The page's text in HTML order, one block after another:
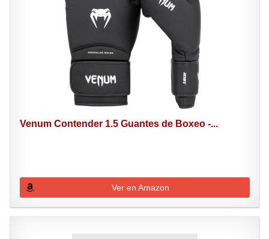
Venum Contender 1.5 Guantes de Boxeo -...
Ver en Amazon